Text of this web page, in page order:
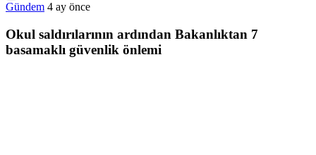
Gündem 4 ay önce
Okul saldırılarının ardından Bakanlıktan 7
basamaklı güvenlik önlemi